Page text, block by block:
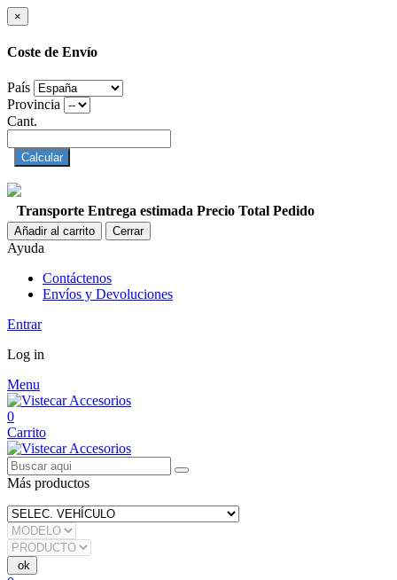
×
Coste de Envío
País
Provincia
Cant.
Calcular
Transporte Entrega estimada Precio Total Pedido
Añadir al carrito Cerrar
Ayuda
Contáctenos
Envíos y Devoluciones
Entrar
Log in
Menu
0
Carrito
Más productos